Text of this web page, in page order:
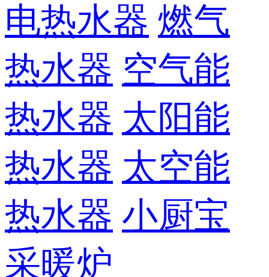
电热水器 燃气
热水器 空气能
热水器 太阳能
热水器 太空能
热水器 小厨宝
采暖炉